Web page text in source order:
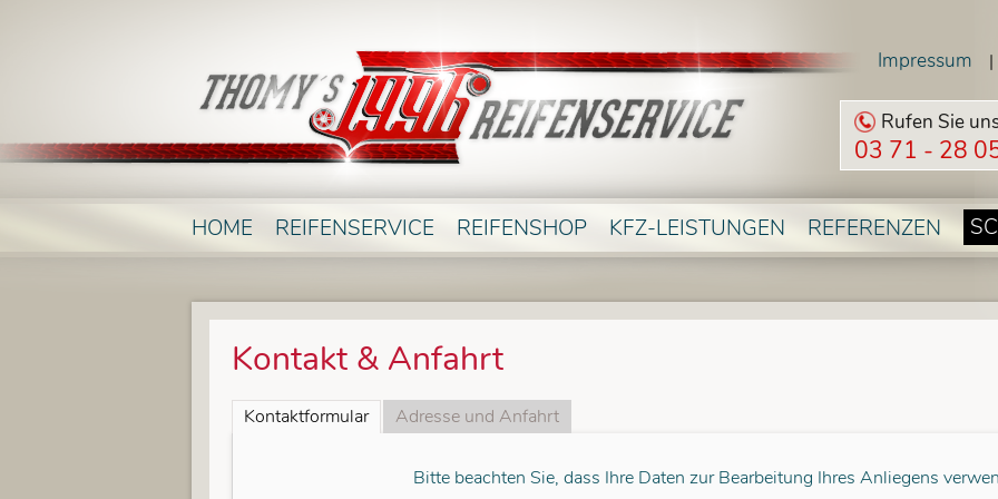
Rufen Sie
03 71 - 28
Impressum |
HOME REIFENSERVICE REIFENSHOP KFZ-LEISTUNGEN REFERENZEN
Kontakt & Anfahrt
Kontaktformular Adresse und Anfahrt
Bitte beachten Sie, dass Ihre Daten zur Bearbeitung Ihres Anliegens